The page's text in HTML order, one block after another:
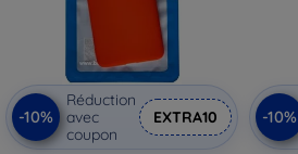
-10%
Réduction
avec
coupon
EXTRA10 -10%